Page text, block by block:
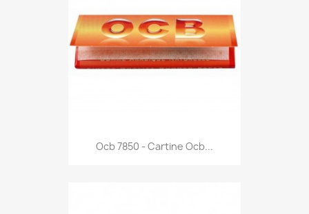
Anteprima
Ocb 7850 - Cartine Ocb...